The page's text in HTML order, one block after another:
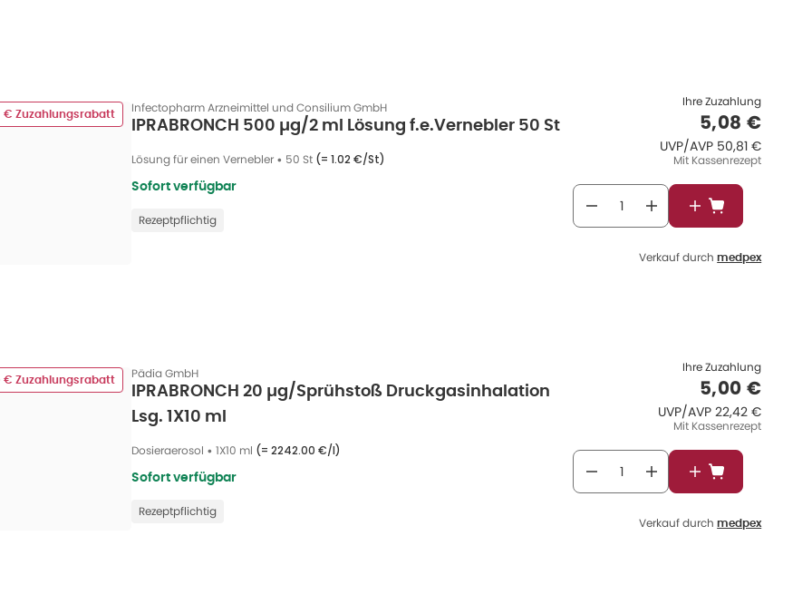
€ Zuzahlungsrabatt Infectopharm Arzneimittel und Consilium GmbH
IPRABRONCH 500 µg/2 ml Lösung f.e.Vernebler 50 St
Lösung für einen Vernebler • 50 St (= 1.02 €/St)
Sofort verfügbar
Rezeptpflichtig
Ihre Zuzahlung
5,08 €
UVP/AVP UVP/AVP
50,81 €
Mit Kassenrezept
In den
Verkauf durch medpex
€ Zuzahlungsrabatt Pädia GmbH
IPRABRONCH 20 µg/Sprühstoß Druckgasinhalation
Lsg. 1X10 ml
Dosieraerosol • 1X10 ml (= 2242.00 €/l)
Sofort verfügbar
Rezeptpflichtig
Ihre Zuzahlung
5,00 €
UVP/AVP UVP/AVP
22,42 €
Mit Kassenrezept
In den
Verkauf durch medpex